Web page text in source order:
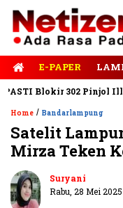
E-PAPER
Blokir 302 Pinjol Illegal
Home / Bandarlampung
Satelit
Mirza Teken
Suryani
Rabu, 28 Mei